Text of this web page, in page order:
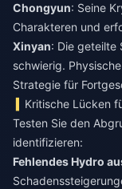
Chongyun: Seine
Charakteren und
Xinyan: Die geteilte
schwierig.
Strategie für
Kritische Lücken
Testen Sie den
identifizieren:
Fehlendes Hydro